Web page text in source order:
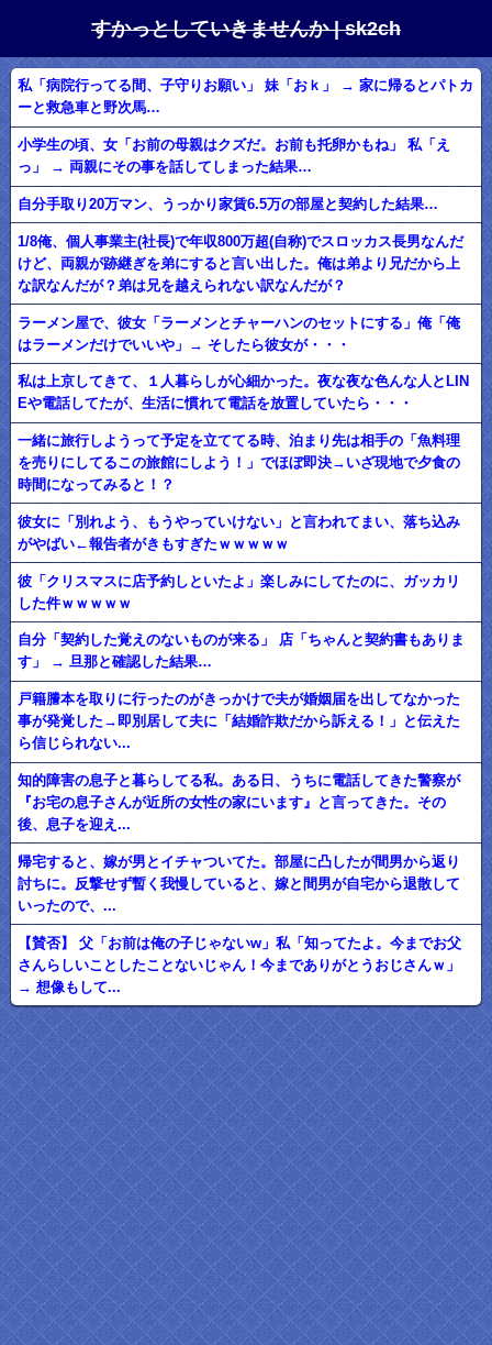
すかっとしていきませんか | sk2ch
私「病院行ってる間、子守りお願い」 妹「おｋ」 → 家に帰るとパトカ
ーと救急車と野次馬…
小学生の頃、女「お前の母親はクズだ。お前も托卵かもね」 私「え
っ」 → 両親にその事を話してしまった結果…
自分手取り20万マン、うっかり家賃6.5万の部屋と契約した結果…
1/8俺、個人事業主(社長)で年収800万超(自称)でスロッカス長男なんだ
けど、両親が跡継ぎを弟にすると言い出した。俺は弟より兄だから上
な訳なんだが？弟は兄を越えられない訳なんだが？
ラーメン屋で、彼女「ラーメンとチャーハンのセットにする」俺「俺
はラーメンだけでいいや」→ そしたら彼女が・・・
私は上京してきて、１人暮らしが心細かった。夜な夜な色んな人とLIN
Eや電話してたが、生活に慣れて電話を放置していたら・・・
一緒に旅行しようって予定を立ててる時、泊まり先は相手の「魚料理
を売りにしてるこの旅館にしよう！」でほぼ即決→いざ現地で夕食の
時間になってみると！？
彼女に「別れよう、もうやっていけない」と言われてまい、落ち込み
がやばい←報告者がきもすぎたｗｗｗｗｗ
彼「クリスマスに店予約しといたよ」楽しみにしてたのに、ガッカリ
した件ｗｗｗｗｗ
自分「契約した覚えのないものが来る」 店「ちゃんと契約書もありま
す」 → 旦那と確認した結果…
戸籍謄本を取りに行ったのがきっかけで夫が婚姻届を出してなかった
事が発覚した→即別居して夫に「結婚詐欺だから訴える！」と伝えた
ら信じられない...
知的障害の息子と暮らしてる私。ある日、うちに電話してきた警察が
『お宅の息子さんが近所の女性の家にいます』と言ってきた。その
後、息子を迎え...
帰宅すると、嫁が男とイチャついてた。部屋に凸したが間男から返り
討ちに。反撃せず暫く我慢していると、嫁と間男が自宅から退散して
いったので、...
【賛否】 父「お前は俺の子じゃないw」私「知ってたよ。今までお父
さんらしいことしたことないじゃん！今までありがとうおじさんｗ」
→ 想像もして...